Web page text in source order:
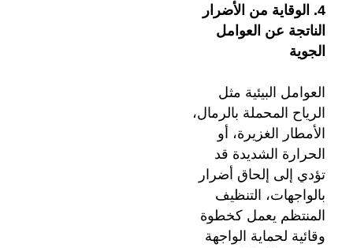
4. الوقاية من الأضرار
الناتجة عن العوامل
الجوية
العوامل البيئية مثل
الرياح المحملة بالرمال،
الأمطار الغزيرة، أو
الحرارة الشديدة قد
تؤدي إلى إلحاق أضرار
بالواجهات، التنظيف
المنتظم يعمل كخطوة
وقائية لحماية الواجهة